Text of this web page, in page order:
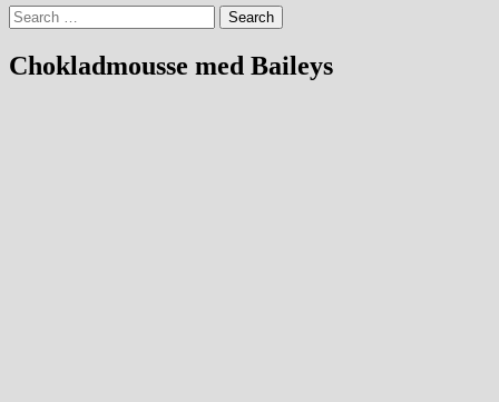
Search
for:
Chokladmousse med Baileys